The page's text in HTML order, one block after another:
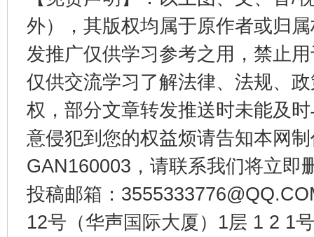
外），其版权均属于原作者或归
发推广仅供学习参考之用，禁止
仅供交流学习了解法律、法规、
权，部分文章转发推送时未能及
意侵犯到您的权益烦请告知本网
GAN160003，请联系我们将立即
投稿邮箱：
12号（华声国际大厦）1层 1 2 1
东山县通报“牛蛙产品抗生素超标问题” 法